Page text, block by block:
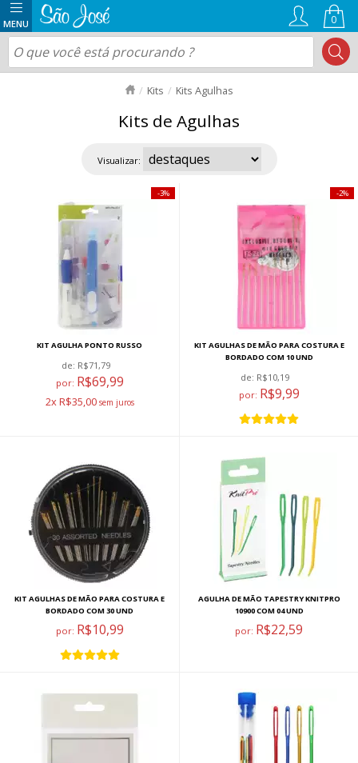
0
Kits Kits Agulhas
Kits de Agulhas
Visualizar:
KIT AGULHA PONTO RUSSO
de: R$71,79
por: R$69,99
2x R$35,00
3%
KIT AGULHAS DE MÃO PARA COSTURA E
BORDADO COM 10 UND
de: R$10,19
por: R$9,99
2%
KIT AGULHAS DE MÃO PARA COSTURA E
BORDADO COM 30 UND
por: R$10,99
AGULHA DE MÃO TAPESTRY KNITPRO
10900 COM 04 UND
por: R$22,59